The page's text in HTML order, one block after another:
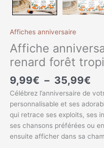
Affiches anniversaire
Affiche
renard forêt
9,99€ – 35,99€
Célébrez l’anniversaire de
personnalisable et ses
qui retrace ses exploits, ses
ses chansons préférées ou
ensuite afficher dans sa